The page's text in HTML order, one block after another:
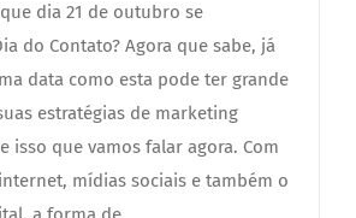
dia 21 de outubro se
do Contato? Agora que sabe, já
data como esta pode ter grande
estratégias de marketing
isso que vamos falar agora. Com
mídias sociais e também o